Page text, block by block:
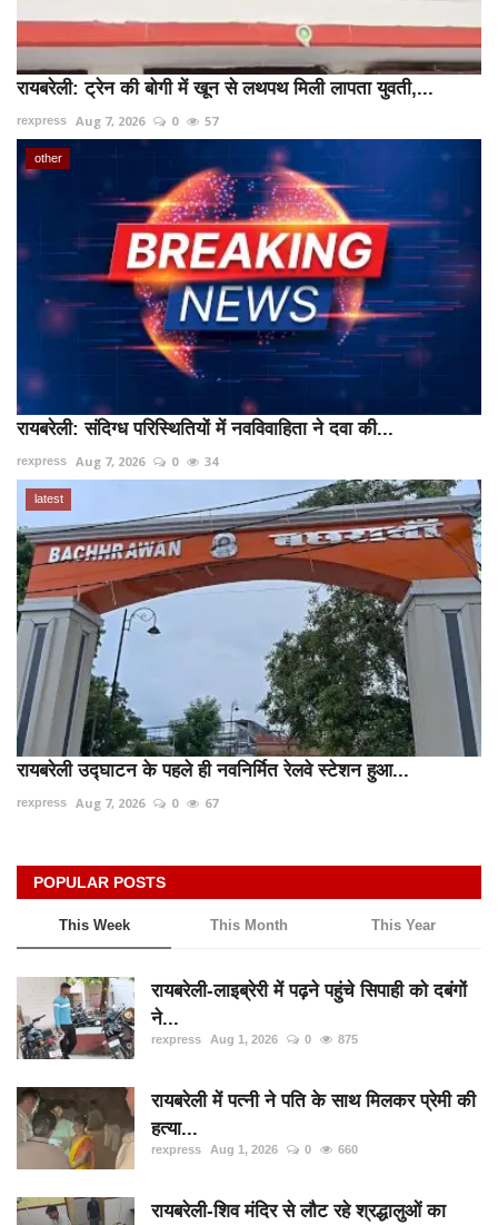
रायबरेली: ट्रेन की बोगी में खून से लथपथ मिली लापता युवती,...
rexpress Aug 7, 2026 0 57
other
रायबरेली: संदिग्ध परिस्थितियों में नवविवाहिता ने दवा की...
rexpress Aug 7, 2026 0 34
latest
रायबरेली उद्घाटन के पहले ही नवनिर्मित रेलवे स्टेशन हुआ...
rexpress Aug 7, 2026 0 67
POPULAR POSTS
This Week This Month This Year
रायबरेली-लाइब्रेरी में पढ़ने पहुंचे सिपाही को दबंगों
ने...
rexpress Aug 1, 2026 0 875
रायबरेली में पत्नी ने पति के साथ मिलकर प्रेमी की
हत्या...
rexpress Aug 1, 2026 0 660
रायबरेली-शिव मंदिर से लौट रहे श्रद्धालुओं का